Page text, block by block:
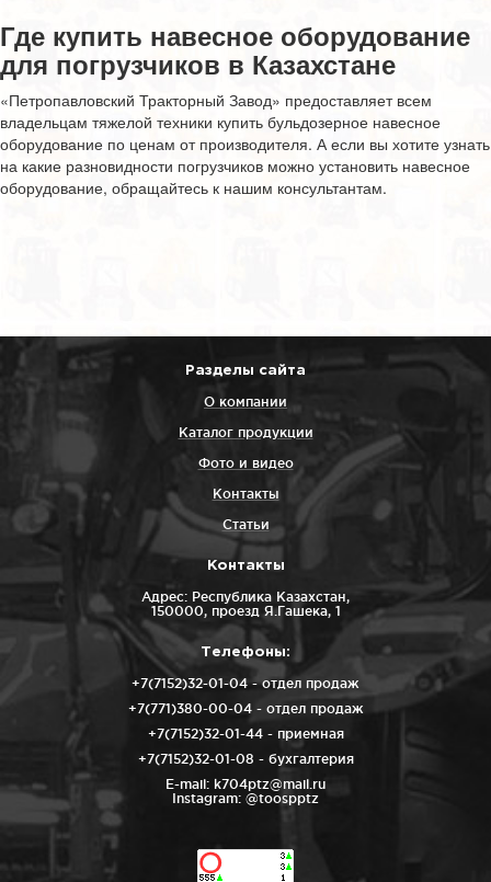
Где купить навесное оборудование
для погрузчиков в Казахстане
«Петропавловский Тракторный Завод» предоставляет всем
владельцам тяжелой техники купить бульдозерное навесное
оборудование по ценам от производителя. А если вы хотите узнать
на какие разновидности погрузчиков можно установить навесное
оборудование, обращайтесь к нашим консультантам.
Разделы сайта
О компании
Каталог продукции
Фото и видео
Контакты
Статьи
Контакты
Адрес: Республика Казахстан,
150000, проезд Я.Гашека, 1
Телефоны:
+7(7152)32-01-04 - отдел продаж
+7(771)380-00-04- отдел продаж
+7(7152)32-01-44- приемная
+7(7152)32-01-08 - бухгалтерия
E-mail: k704ptz@mail.ru
Instagram: @toospptz